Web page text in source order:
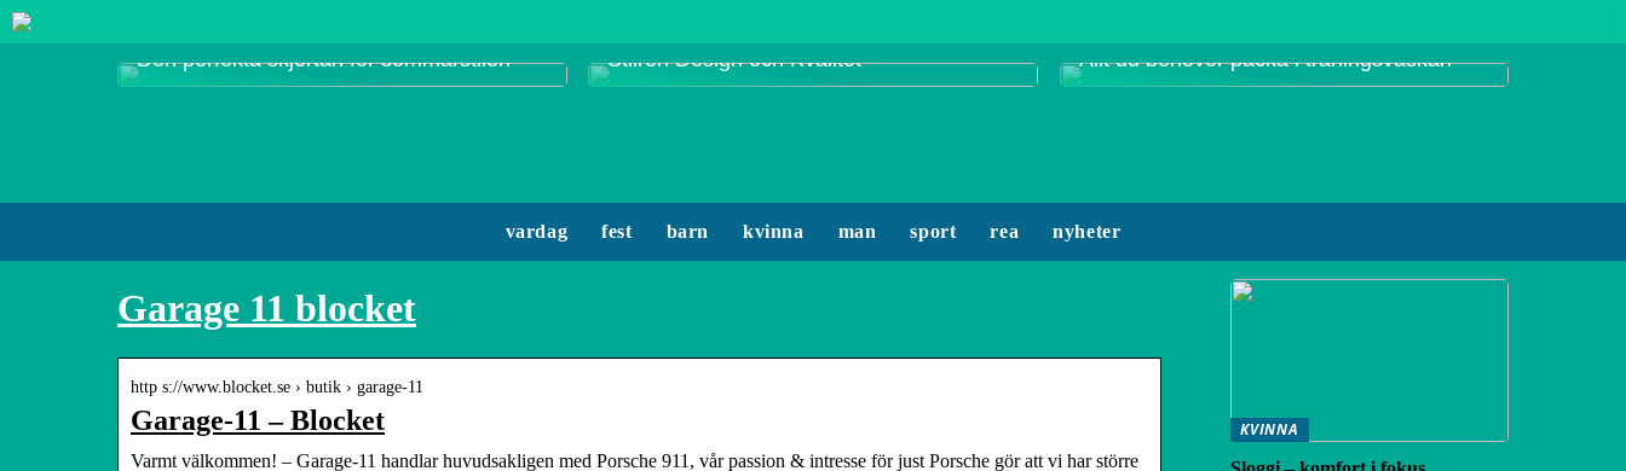
Den perfekta skjortan för sommarstilen
Smycken från Enamel Copenhagen:
Stilren Design och Kvalitet
Allt du behöver packa i träningsväskan
vardag fest barn kvinna man sport rea nyheter
Garage 11 blocket
http s://www.blocket.se › butik › garage-11
Garage-11 – Blocket
Varmt välkommen! – Garage-11 handlar huvudsakligen med Porsche 911, vår passion & intresse för just Porsche gör att vi har större
KVINNA